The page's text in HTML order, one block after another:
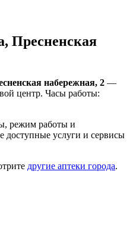
Пресненская
набережная, 2 —
центр. Часы работы:
режим работы и
доступные услуги и сервисы
другие аптеки города.